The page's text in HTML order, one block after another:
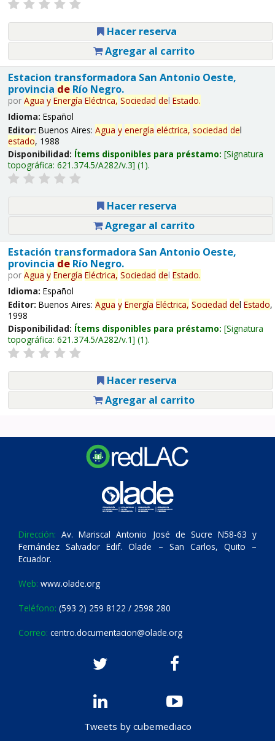
Hacer reserva
Agregar al carrito
Estacion transformadora San Antonio Oeste,
provincia deRío Negro.
por Agua y Energía Eléctrica, Sociedad del Estado.
Idioma: Español
Editor: Buenos Aires: Agua y energía eléctrica, sociedad del
estado, 1988
Disponibilidad: Ítems disponibles para préstamo: Signatura
topográfica: 621.374.5/A282/v.3 (1).
Hacer reserva
Agregar al carrito
Estación transformadora San Antonio Oeste,
provincia deRío Negro.
por Agua y Energía Eléctrica, Sociedad del Estado.
Idioma: Español
Editor: Buenos Aires: Agua y Energía Eléctrica, Sociedad del Estado,
1998
Disponibilidad: Ítems disponibles para préstamo: Signatura
topográfica: 621.374.5/A282/v.1 (1).
Hacer reserva
Agregar al carrito
Dirección: Av. Mariscal Antonio José de Sucre N58-63 y
Fernández Salvador Edif. Olade – San Carlos, Quito –
Ecuador.
Web: www.olade.org
Teléfono: (593 2) 259 8122 / 2598 280
Correo: centro.documentacion@olade.org
Tweets by cubemediaco